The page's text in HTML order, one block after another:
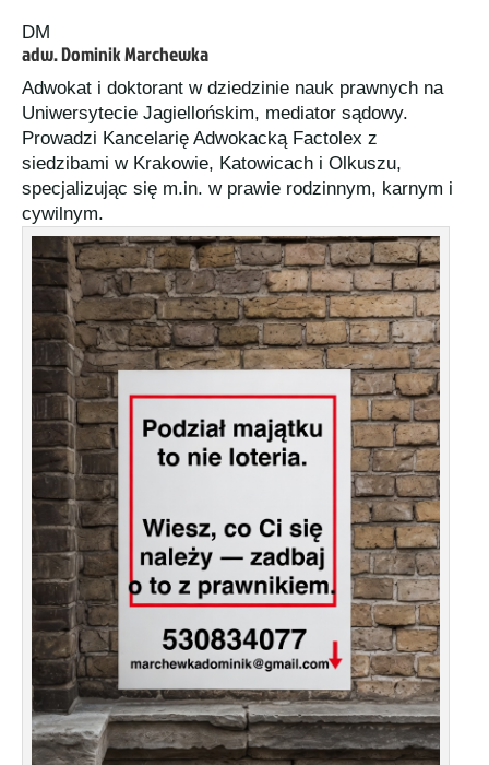
DM
adw. Dominik Marchewka
Adwokat i doktorant w dziedzinie nauk prawnych na
Uniwersytecie Jagiellońskim, mediator sądowy.
Prowadzi Kancelarię Adwokacką Factolex z
siedzibami w Krakowie, Katowicach i Olkuszu,
specjalizując się m.in. w prawie rodzinnym, karnym i
cywilnym.